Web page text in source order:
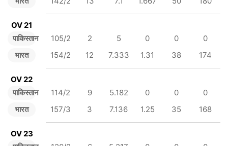
OV 21
पाकिस्तान
भारत
105/2 2 5 0 0
0
154/2
12 7.333 1.31 38 174
OV 22
पाकिस्तान
भारत
114/2 9 5.182 0 0
0
157/3
3 7.136 1.25 35 168
OV 23